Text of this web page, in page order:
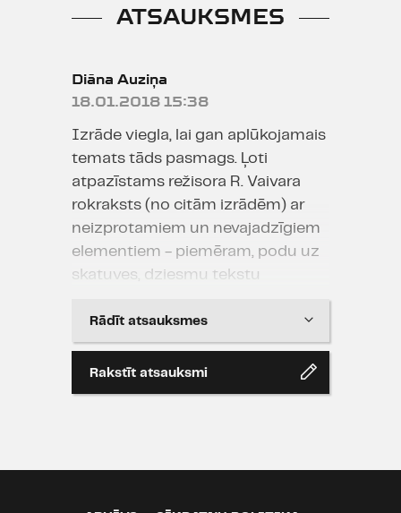
ATSAUKSMES
Diāna Auziņa
18.01.2018 15:38
Izrāde viegla, lai gan aplūkojamais
temats tāds pasmags. Ļoti
atpazīstams režisora R. Vaivara
rokraksts (no citām izrādēm) ar
neizprotamiem un nevajadzīgiem
elementiem - piemēram, podu uz
skatuves, dziesmu tekstu
Sajūsmināja, ar kādu atdevi
darbojās otrā plāna aktieri
asistentu lomās. Arī abi galveno
lomu tēlotāji bija iederīgi un labi
Jānis Bērziņš
Rādīt atsauksmes
Rakstīt atsauksmi